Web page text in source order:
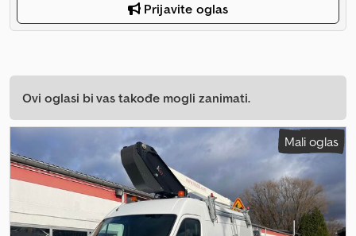
Prijavite oglas
Ovi oglasi bi vas takođe mogli zanimati.
Mali oglas